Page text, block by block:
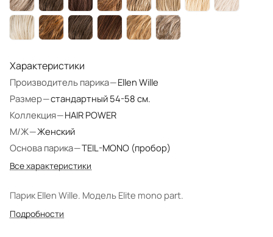
Характеристики
Производитель парика—Ellen Wille
Размер—стандартный 54-58 см.
Коллекция—HAIR POWER
М/Ж—Женский
Основа парика—TEIL-MONO (пробор)
Все характеристики
Парик Ellen Wille. Модель Elite mono part.
Подробности